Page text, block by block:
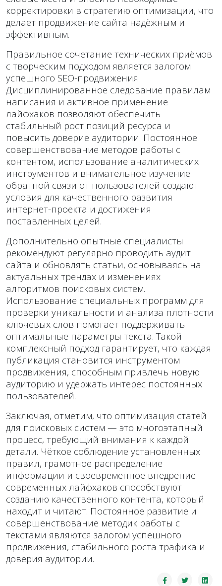
корректировки в стратегию оптимизации, что
делает продвижение сайта надёжным и
эффективным.
Правильное сочетание технических приёмов
с творческим подходом является залогом
успешного SEO-продвижения.
Дисциплинированное следование правилам
написания и активное применение
лайфхаков позволяют обеспечить
стабильный рост позиций ресурса и
повысить доверие аудитории. Постоянное
совершенствование методов работы с
контентом, использование аналитических
инструментов и внимательное изучение
обратной связи от пользователей создают
условия для качественного развития
интернет-проекта и достижения
поставленных целей.
Дополнительно опытные специалисты
рекомендуют регулярно проводить аудит
сайта и обновлять статьи, основываясь на
актуальных трендах и изменениях
алгоритмов поисковых систем.
Использование специальных программ для
проверки уникальности и анализа плотности
ключевых слов помогает поддерживать
оптимальные параметры текста. Такой
комплексный подход гарантирует, что каждая
публикация становится инструментом
продвижения, способным привлечь новую
аудиторию и удержать интерес постоянных
пользователей.
Заключая, отметим, что оптимизация статей
для поисковых систем — это многоэтапный
процесс, требующий внимания к каждой
детали. Чёткое соблюдение установленных
правил, грамотное распределение
информации и своевременное внедрение
современных лайфхаков способствуют
созданию качественного контента, который
находит и читают. Постоянное развитие и
совершенствование методик работы с
текстами являются залогом успешного
продвижения, стабильного роста трафика и
доверия аудитории.